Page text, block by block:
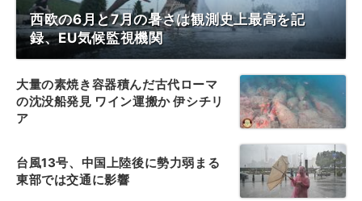
西欧の6月と7月の暑さは観測史上最高を記
録、EU気候監視機関
大量の素焼き容器積んだ古代ローマ
の沈没船発見 ワイン運搬か 伊シチリ
ア
台風13号、中国上陸後に勢力弱まる
東部では交通に影響